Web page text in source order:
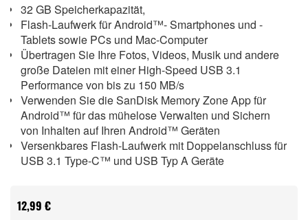
32 GB Speicherkapazität,
Flash-Laufwerk für Android™- Smartphones und -
Tablets sowie PCs und Mac-Computer
Übertragen Sie Ihre Fotos, Videos, Musik und andere
große Dateien mit einer High-Speed USB 3.1
Performance von bis zu 150 MB/s
Verwenden Sie die SanDisk Memory Zone App für
Android™ für das mühelose Verwalten und Sichern
von Inhalten auf Ihren Android™ Geräten
Versenkbares Flash-Laufwerk mit Doppelanschluss für
USB 3.1 Type-C™ und USB Typ A Geräte
12,99 €